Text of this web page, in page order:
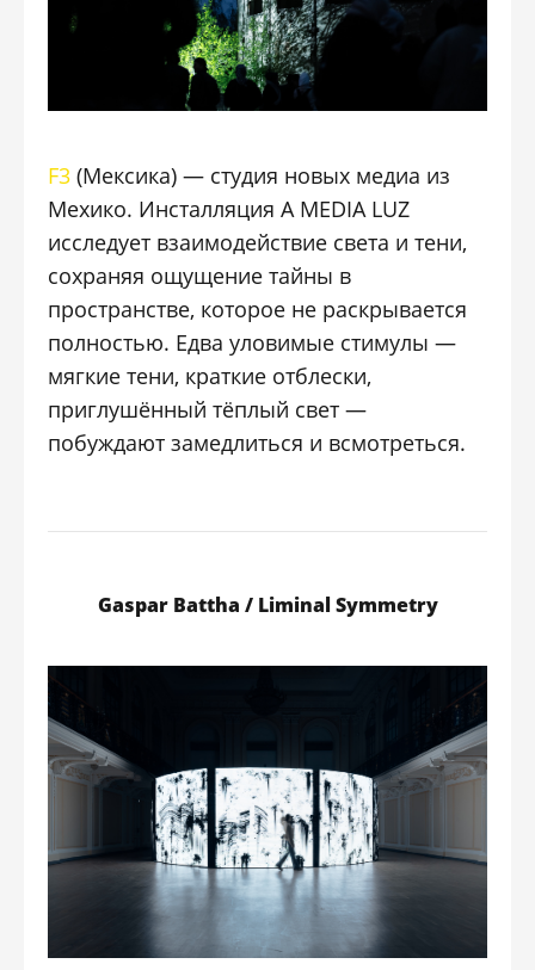
F3 (Мексика) — студия новых медиа из
Мехико. Инсталляция A MEDIA LUZ
исследует взаимодействие света и тени,
сохраняя ощущение тайны в
пространстве, которое не раскрывается
полностью. Едва уловимые стимулы —
мягкие тени, краткие отблески,
приглушённый тёплый свет —
побуждают замедлиться и всмотреться.
Gaspar Battha / Liminal Symmetry